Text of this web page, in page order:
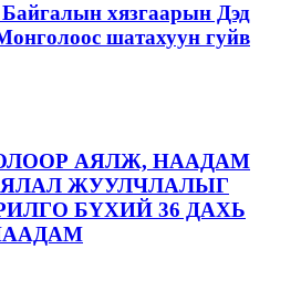
хязгаарын Дэд
шатахуун гуйв
АЯЛЖ, НААДАМ
ЖУУЛЧЛАЛЫГ
БҮХИЙ 36 ДАХЬ